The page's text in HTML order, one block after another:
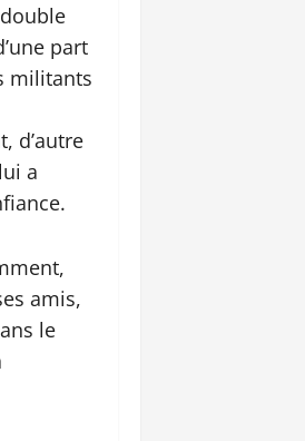
part
militants
d’autre
a
amis,
le